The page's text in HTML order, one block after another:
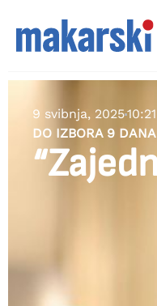
9 svibnja, 202510:21
DO IZBORA 9 DANA